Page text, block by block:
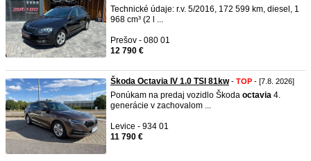
Technické údaje: r.v. 5/2016, 172 599 km, diesel, 1
968 cm³ (2 l ...
Prešov - 080 01
12 790 €
Škoda Octavia IV 1.0 TSI 81kw- TOP - [7.8. 2026]
Ponúkam na predaj vozidlo Škoda octavia 4.
generácie v zachovalom ...
Levice - 934 01
11 790 €